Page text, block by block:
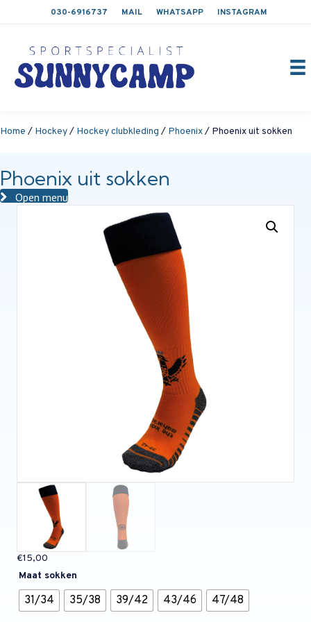
030-6916737 MAIL WHATSAPP INSTAGRAM
Home / Hockey/ Hockey clubkleding / Phoenix/ Phoenix uit sokken
Phoenix uit sokken
Open menu
€15,00
Maat sokken
31/34 35/38 39/42 43/46 47/48